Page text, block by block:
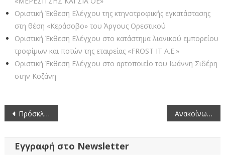
Οριστική Έκθεση Ελέγχου της κτηνοτροφικής εγκατάστασης
στη θέση «Κεράσοβο» του Άργους Ορεστικού
Οριστική Έκθεση Ελέγχου στο κατάστημα λιανικού εμπορείου
τροφίμων και ποτών της εταιρείας «FROST IT A.E.»
Οριστική Έκθεση Ελέγχου στο αρτοποιείο του Ιωάννη Σιδέρη
στην Κοζάνη
Πλοήγηση
άρθρων
Πρόσκληση στην 2η συνεδρίαση της Επιτροπής Περιβάλλοντος της Περιφέρειας Δυτικής Μακεδονίας (15-3-2023) Ανακοίνωση πλήρωσης με απόσπαση θέσεων Εθνικών Εμπειρογνωμόνων στην Ευρωπαϊκή Επιτροπή (10-3-2023)
Εγγραφή στο Newsletter